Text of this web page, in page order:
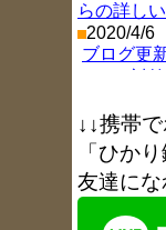
らの詳し
2020/4/6
ブログ更
ブログ更
報）
2018/8/9
ブログ更
↓↓携帯
「ひか
友達にな